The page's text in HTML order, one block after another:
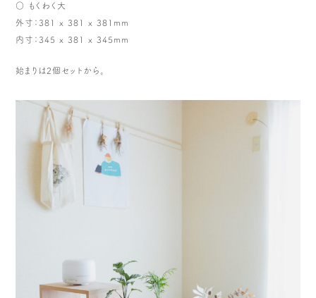
○ もくわく大
外寸：381 x 381 x 381mm
内寸：345 x 381 x 345mm
始まりは2個セットから。